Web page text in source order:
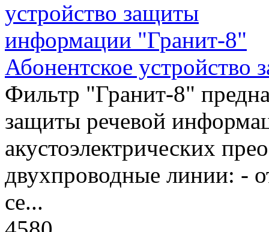
Абонентское
Фильтр "Гранит-8"
защиты речевой
акустоэлектрических
двухпроводные линии: -
се...